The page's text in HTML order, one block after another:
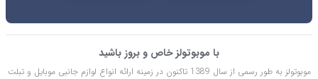
با موبوتولز خاص و بروز باشید
موبوتولز به طور رسمی از سال 1389 تاکنون در زمینه ارائه انواع لوازم جانبی موبایل و تبلت